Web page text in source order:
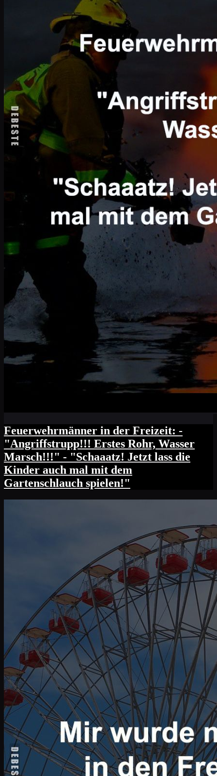
Feuerwehrmänner in der Freizeit: -
"Angriffstrupp!!! Erstes Rohr, Wasser
Marsch!!!" - "Schaaatz! Jetzt lass die
Kinder auch mal mit dem
Gartenschlauch spielen!"